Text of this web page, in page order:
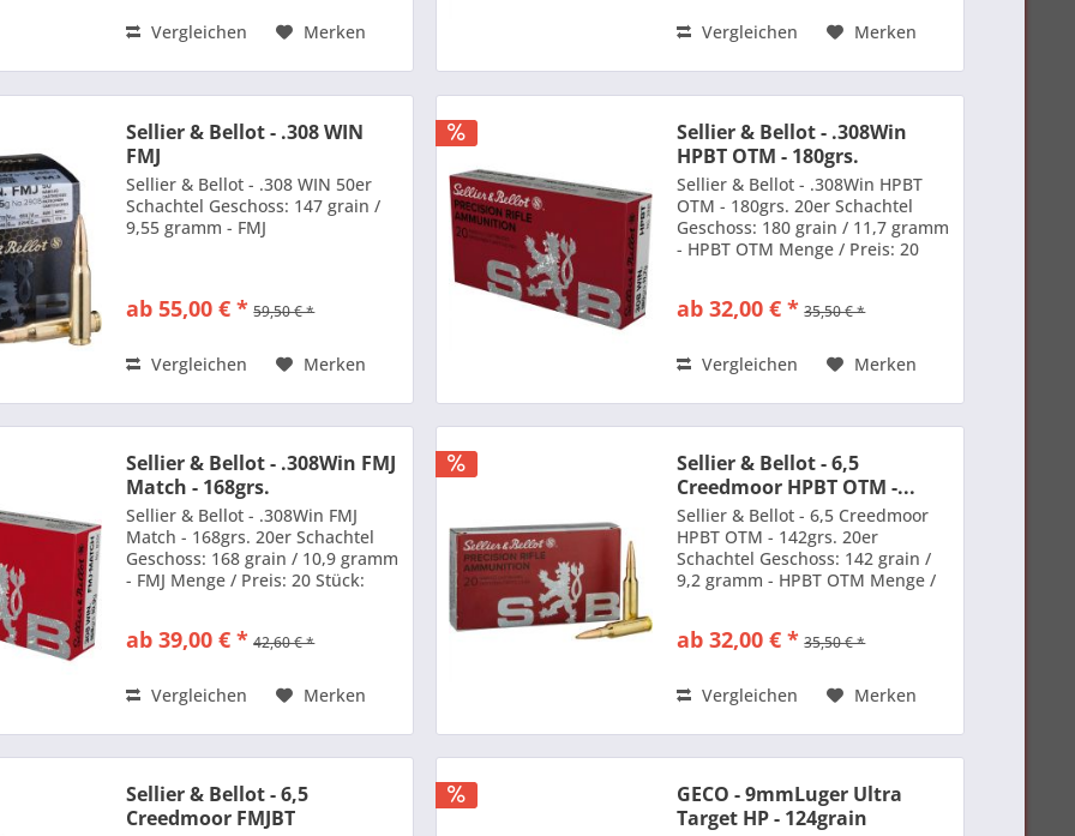
Vergleichen Merken Vergleichen Merken
Sellier & Bellot - .308 WIN
FMJ
Sellier & Bellot - .308 WIN 50er
Schachtel Geschoss: 147 grain /
9,55 gramm - FMJ
ab 55,00 € * 59,50 € *
Vergleichen Merken
Sellier & Bellot - .308Win
HPBT OTM - 180grs.
Sellier & Bellot - .308Win HPBT
OTM - 180grs. 20er Schachtel
Geschoss: 180 grain / 11,7 gramm
- HPBT OTM Menge / Preis: 20
ab 32,00 € * 35,50 € *
Vergleichen Merken
Sellier & Bellot - .308Win FMJ
Match - 168grs.
Sellier & Bellot - .308Win FMJ
Match - 168grs. 20er Schachtel
Geschoss: 168 grain / 10,9 gramm
- FMJ Menge / Preis: 20 Stück:
ab 39,00 € * 42,60 € *
Vergleichen Merken
Sellier & Bellot - 6,5
Creedmoor HPBT OTM -...
Sellier & Bellot - 6,5 Creedmoor
HPBT OTM - 142grs. 20er
Schachtel Geschoss: 142 grain /
9,2 gramm - HPBT OTM Menge /
ab 32,00 € * 35,50 € *
Vergleichen Merken
Sellier & Bellot - 6,5
Creedmoor FMJBT
GECO - 9mmLuger Ultra
Target HP - 124grain